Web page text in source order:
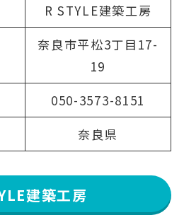
R STYLE建築工房
奈良市平松3丁目17-
19
050-3573-8151
奈良県
建築工房